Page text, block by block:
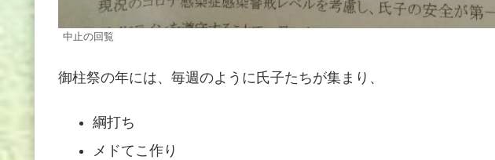
中止の回覧
御柱祭の年には、毎週のように氏子たちが集まり、
綱打ち
メドてこ作り